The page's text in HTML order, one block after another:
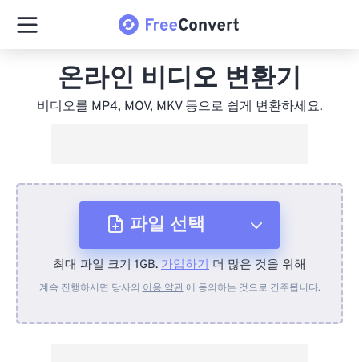
온라인 비디오 변환기
비디오를 MP4, MOV, MKV 등으로 쉽게 변환하세요.
파일 선택
장치에서
최대 파일 크기 1GB. 가입하기 더 많은 것을 위해
계속 진행하시면 당사의 이용 약관에 동의하는 것으로 간주됩니다.